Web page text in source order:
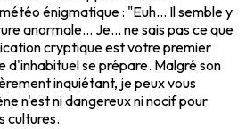
énigmatique : "Euh... Il semble y
anormale... Je... ne sais pas ce que
cryptique est votre premier
d'inhabituel se prépare. Malgré son
inquiétant, je peux vous
n'est ni dangereux ni nocif pour
cultures.